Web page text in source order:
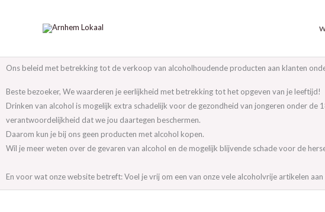
Ons beleid met betrekking tot de verkoop van alcoholhoudende producten aan klanten
Beste bezoeker, We waarderen je eerlijkheid met betrekking tot het opgeven van je leeftijd!
Drinken van alcohol is mogelijk extra schadelijk voor de gezondheid van jongeren onder
verantwoordelijkheid dat we jou daartegen beschermen.
Daarom kun je bij ons geen producten met alcohol kopen.
Wil je meer weten over de gevaren van alcohol en de mogelijk blijvende schade voor de
En voor wat onze website betreft: Voel je vrij om een van onze vele alcoholvrije artikelen aan